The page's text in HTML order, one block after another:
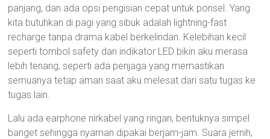
panjang, dan ada opsi pengisian cepat untuk ponsel. Yang
kita butuhkan di pagi yang sibuk adalah lightning-fast
recharge tanpa drama kabel berkelindan. Kelebihan kecil
seperti tombol safety dan indikator LED bikin aku merasa
lebih tenang, seperti ada penjaga yang memastikan
semuanya tetap aman saat aku melesat dari satu tugas ke
tugas lain.
Lalu ada earphone nirkabel yang ringan, bentuknya simpel
banget sehingga nyaman dipakai berjam-jam. Suara jernih,